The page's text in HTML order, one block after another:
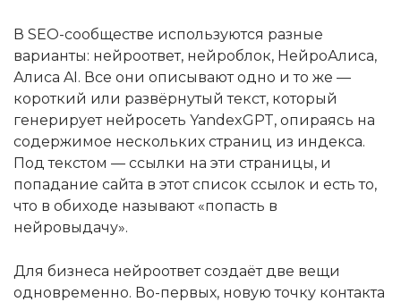
В SEO-сообществе используются разные
варианты: нейроответ, нейроблок, НейроАлиса,
Алиса AI. Все они описывают одно и то же —
короткий или развёрнутый текст, который
генерирует нейросеть YandexGPT, опираясь на
содержимое нескольких страниц из индекса.
Под текстом — ссылки на эти страницы, и
попадание сайта в этот список ссылок и есть то,
что в обиходе называют «попасть в
нейровыдачу».
Для бизнеса нейроответ создаёт две вещи
одновременно. Во-первых, новую точку контакта